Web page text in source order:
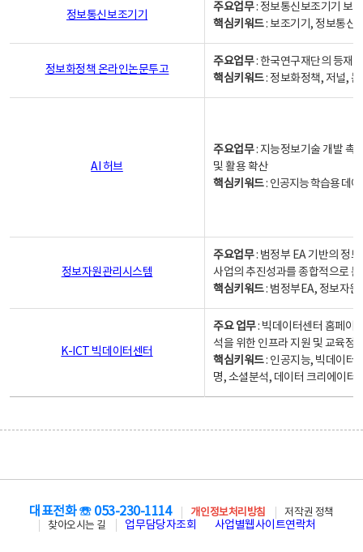
정보통신보조기기
주요업무: 정보통신보조기기 보
핵심키워드: 보조기기, 정보통신
정보화정책 온라인논문투고
주요업무: 한국연구재단의 등재
핵심키워드: 정보화정책, 저널,
AI 허브
주요업무: 지능정보기술 개발 촉
및 활용 확산
핵심키워드: 인공지능 학습용 데
정보자원관리시스템
주요업무: 범정부 EA 기반의 정
사업의 추진성과를 종합적으로
핵심키워드: 범정부EA, 정보자
K-ICT 빅데이터센터
주요 업무: 빅데이터센터 홈페이
석을 위한 인프라 지원 및 교육정
핵심키워드: 인공지능, 빅데이터,
명, 소셜분석, 데이터 크리에이터
대표전화 ☏ 053-230-1114 개인정보처리방침
저작권 정책
찾아오시는 길
업무담당자조회 사업별웹사이트연락처